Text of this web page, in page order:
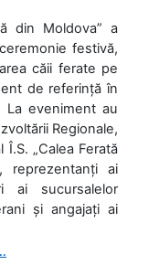
din Moldova” a
festivă,
căii ferate pe
de referință în
La eveniment au
Regionale,
„Calea Ferată
reprezentanți ai
ai sucursalelor
și angajați ai